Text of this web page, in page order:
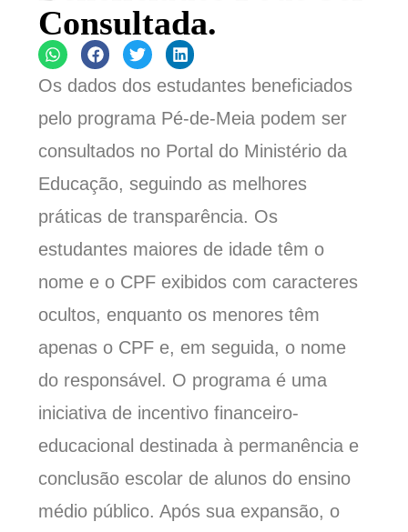
Consultada.
Os dados dos estudantes beneficiados
pelo programa Pé-de-Meia podem ser
consultados no Portal do Ministério da
Educação, seguindo as melhores
práticas de transparência. Os
estudantes maiores de idade têm o
nome e o CPF exibidos com caracteres
ocultos, enquanto os menores têm
apenas o CPF e, em seguida, o nome
do responsável. O programa é uma
iniciativa de incentivo financeiro-
educacional destinada à permanência e
conclusão escolar de alunos do ensino
médio público. Após sua expansão, o